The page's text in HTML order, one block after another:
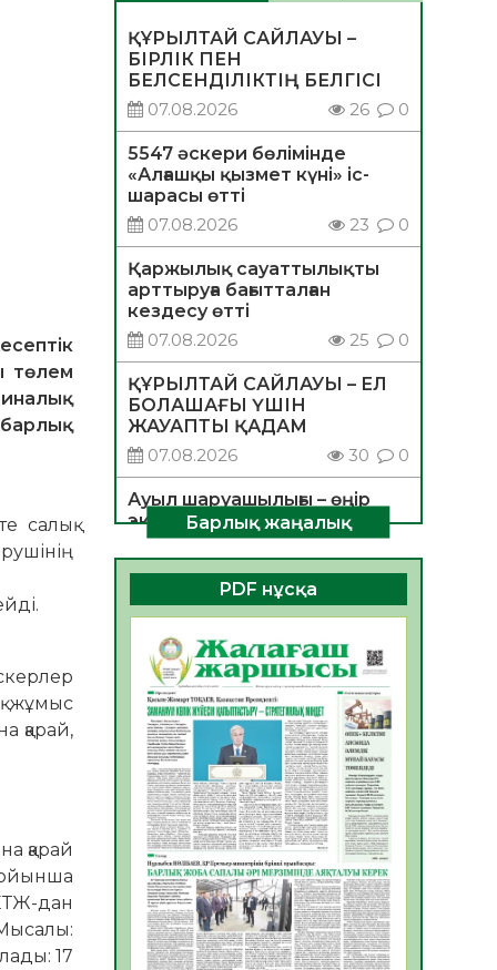
төлем
салық
жұмыс
қарай,
қарай
дан
17
ҚҰРЫЛТАЙ САЙЛАУЫ –
БІРЛІК ПЕН
БЕЛСЕНДІЛІКТІҢ БЕЛГІСІ
07.08.2026
26 0
5547 әскери бөлімінде
«Алғашқы қызмет күні» іс-
шарасы өтті
07.08.2026
23 0
Қаржылық сауаттылықты
арттыруға бағытталған
кездесу өтті
07.08.2026
25 0
ҚҰРЫЛТАЙ САЙЛАУЫ – ЕЛ
БОЛАШАҒЫ ҮШІН
ЖАУАПТЫ ҚАДАМ
07.08.2026
30 0
Ауыл шаруашылығы – өңір
экономикасының негізгі
тірегі
06.08.2026
39 0
ҚОҒАМДЫҚ БЕЛСЕНДІЛІК –
ЕЛ ДАМУЫНЫҢ НЕГІЗІ
06.08.2026
36
ҚҰРЫЛТАЙ САЙЛАУЫ –
БОЛАШАҚҚА БАСТАР
ЖАУАПТЫ ТАҢДАУ
06.08.2026
38
Инфекциялық ауруларға
қарсы иммундау
жұмыстарының тиімділігі
06.08.2026
40
Көкжөтел ауруы туралы
Барлық жаңалық
PDF нұсқа